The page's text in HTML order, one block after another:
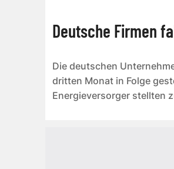
Deutsche Firmen
Die deutschen
dritten Monat in Folge
Energieversorger stellten